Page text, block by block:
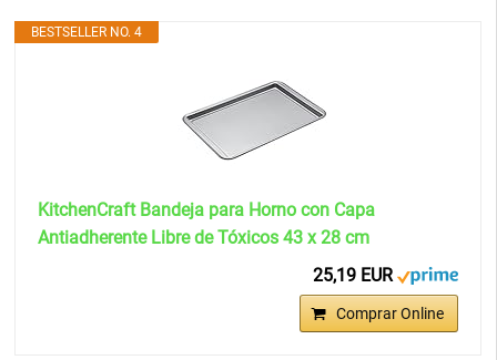
BESTSELLER NO. 4
KitchenCraft Bandeja para Horno con Capa
Antiadherente Libre de Tóxicos 43 x 28 cm
25,19 EUR
Comprar Online